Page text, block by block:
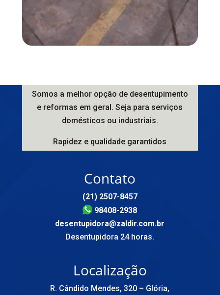
Somos a melhor opção de desentupimento
e reformas em geral. Seja para serviços
domésticos ou industriais.
Rapidez e qualidade garantidos
Contato
(21) 2507-8457
98408-2938
desentupidora@zaldir.com.br
Desentupidora 24 horas.
Localização
R. Cândido Mendes, 320 – Glória,